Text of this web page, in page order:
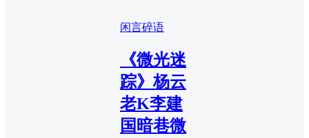
闲言碎语
《微光迷
踪》杨云
老K李建
国暗巷微